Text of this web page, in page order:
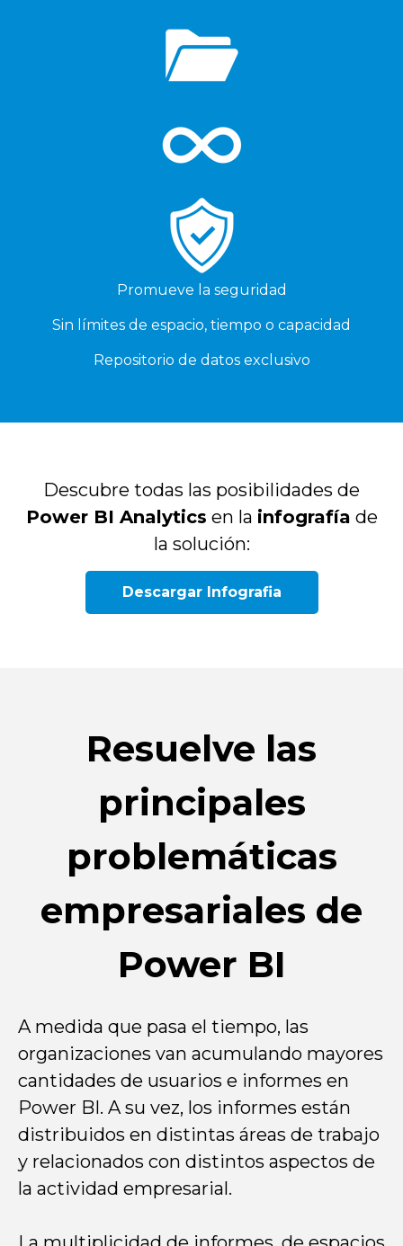
Promueve la seguridad
Sin límites de espacio, tiempo o capacidad
Repositorio de datos exclusivo
Descubre todas las posibilidades de
Power BI Analytics en la infografía de
la solución:
Descargar Infografia
Resuelve las
principales
problemáticas
empresariales de
Power BI
A medida que pasa el tiempo, las
organizaciones van acumulando mayores
cantidades de usuarios e informes en
Power BI. A su vez, los informes están
distribuidos en distintas áreas de trabajo
y relacionados con distintos aspectos de
la actividad empresarial.